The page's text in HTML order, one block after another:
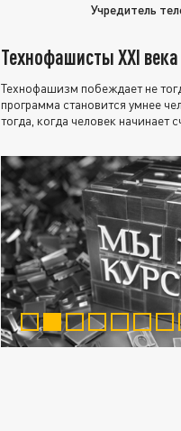
Учредитель
Технофашисты XXI века
Технофашизм побеждает не
программа становится умнее
тогда, когда человек начинает